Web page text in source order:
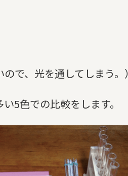
で、光を通してしまう。）
5色での比較をします。